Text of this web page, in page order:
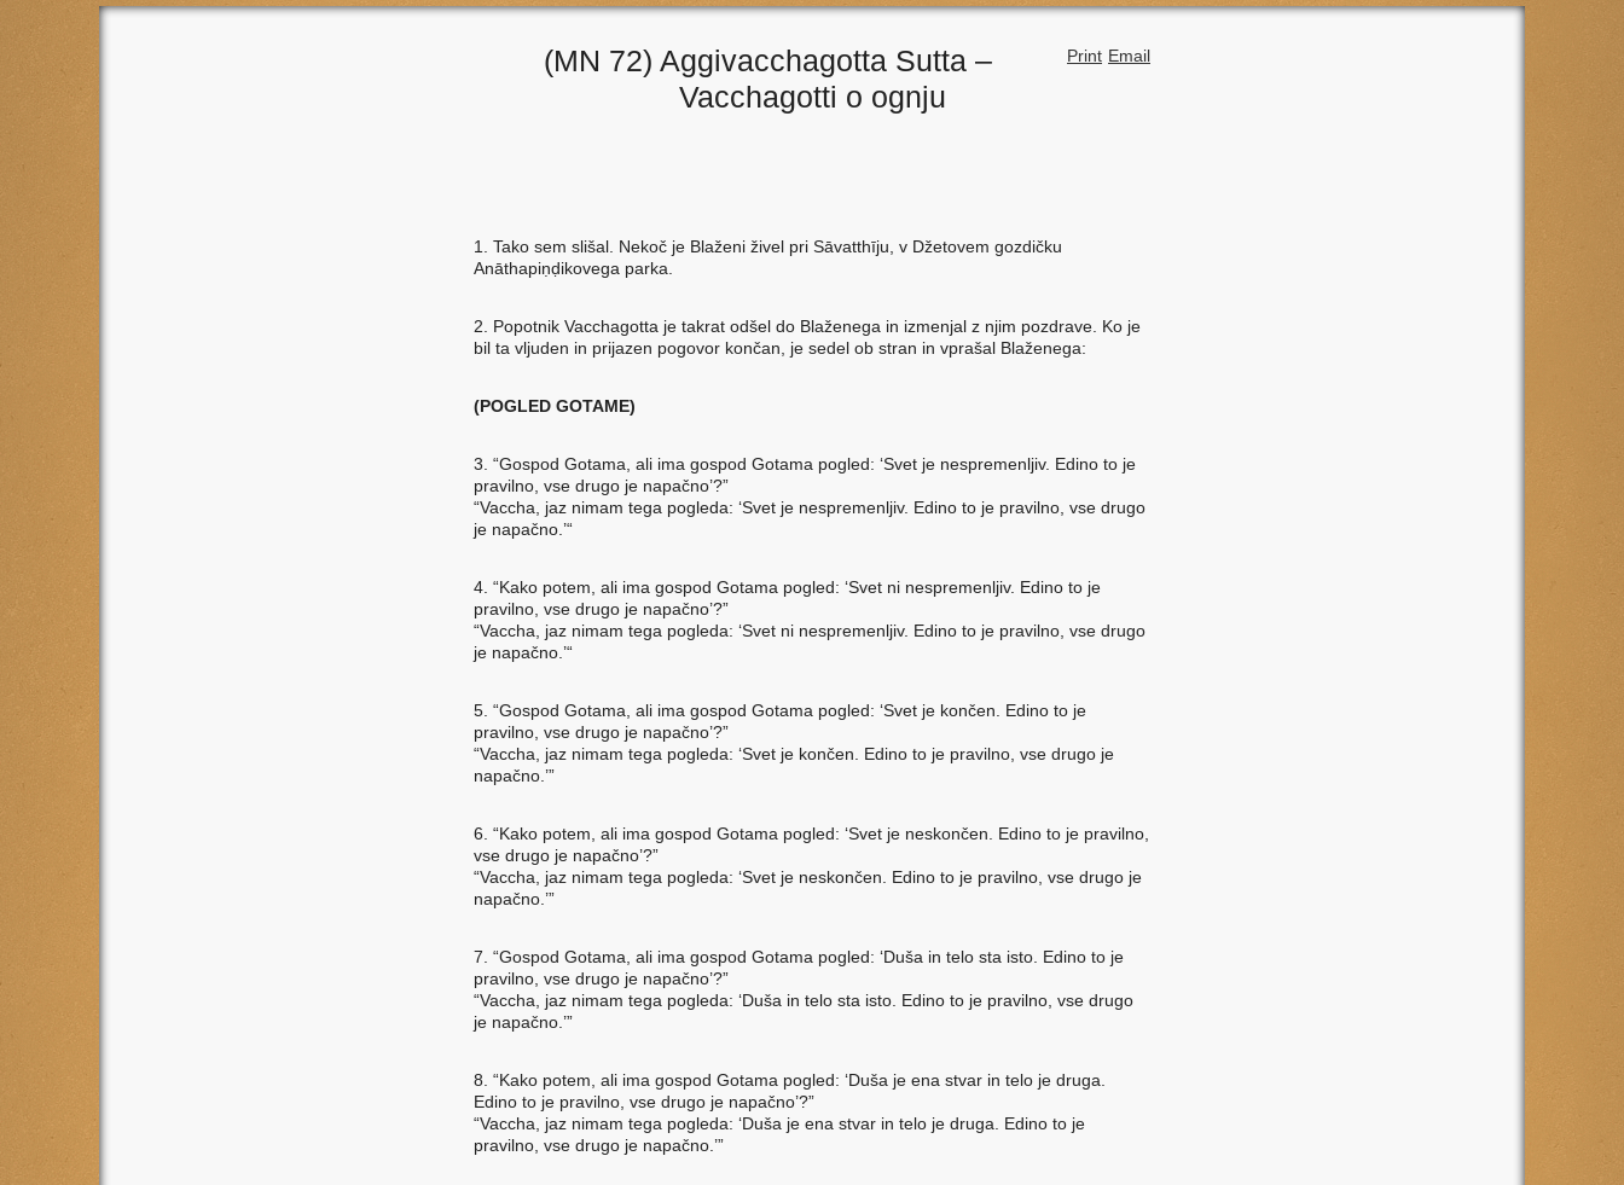
Email
Print
(MN 72) Aggivacchagotta Sutta –
Vacchagotti o ognju
1. Tako sem slišal. Nekoč je Blaženi živel pri Sāvatthīju, v Džetovem gozdičku
Anāthapiṇḍikovega parka.
2. Popotnik Vacchagotta je takrat odšel do Blaženega in izmenjal z njim pozdrave. Ko je
bil ta vljuden in prijazen pogovor končan, je sedel ob stran in vprašal Blaženega:
(POGLED GOTAME)
3. “Gospod Gotama, ali ima gospod Gotama pogled: ‘Svet je nespremenljiv. Edino to je
pravilno, vse drugo je napačno’?”
“Vaccha, jaz nimam tega pogleda: ‘Svet je nespremenljiv. Edino to je pravilno, vse drugo
je napačno.’“
4. “Kako potem, ali ima gospod Gotama pogled: ‘Svet ni nespremenljiv. Edino to je
pravilno, vse drugo je napačno’?”
“Vaccha, jaz nimam tega pogleda: ‘Svet ni nespremenljiv. Edino to je pravilno, vse drugo
je napačno.’“
5. “Gospod Gotama, ali ima gospod Gotama pogled: ‘Svet je končen. Edino to je
pravilno, vse drugo je napačno’?”
“Vaccha, jaz nimam tega pogleda: ‘Svet je končen. Edino to je pravilno, vse drugo je
napačno.’”
6. “Kako potem, ali ima gospod Gotama pogled: ‘Svet je neskončen. Edino to je pravilno,
vse drugo je napačno’?”
“Vaccha, jaz nimam tega pogleda: ‘Svet je neskončen. Edino to je pravilno, vse drugo je
napačno.’”
7. “Gospod Gotama, ali ima gospod Gotama pogled: ‘Duša in telo sta isto. Edino to je
pravilno, vse drugo je napačno’?”
“Vaccha, jaz nimam tega pogleda: ‘Duša in telo sta isto. Edino to je pravilno, vse drugo
je napačno.’”
8. “Kako potem, ali ima gospod Gotama pogled: ‘Duša je ena stvar in telo je druga.
Edino to je pravilno, vse drugo je napačno’?”
“Vaccha, jaz nimam tega pogleda: ‘Duša je ena stvar in telo je druga. Edino to je
pravilno, vse drugo je napačno.’”